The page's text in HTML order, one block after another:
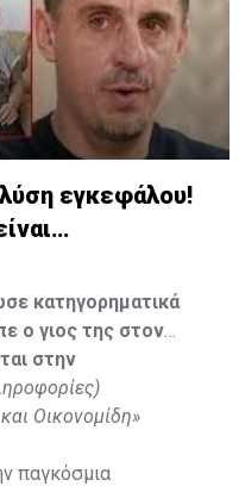
εγκεφάλου!
κατηγορηματικά
ο γιος της στον
στην
Οικονομίδη»
παγκόσμια